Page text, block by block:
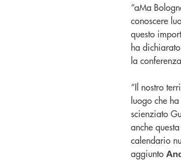
“aMa
conoscere
questo
ha dichiarato
la
“Il nostro
luogo che
scienziato
anche
calendario
aggiunto